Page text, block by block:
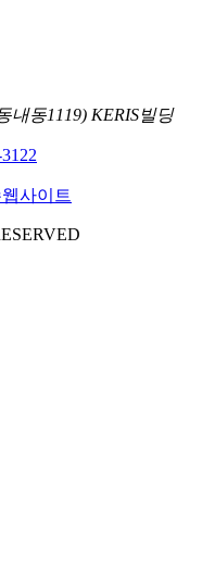
내동1119) KERIS빌딩